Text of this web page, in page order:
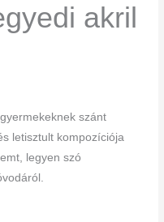
akril
szánt
letisztult kompozíciója
legyen szó